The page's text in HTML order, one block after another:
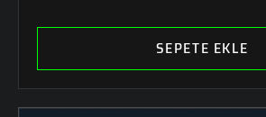
SEPETE EKLE